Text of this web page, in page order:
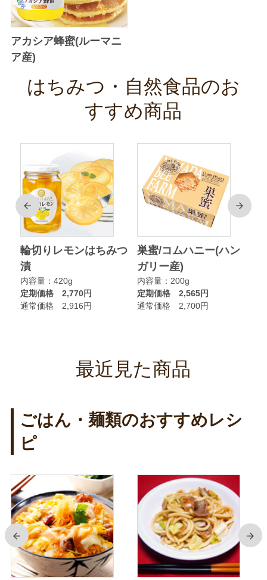
アカシア蜂蜜(ルーマニ
ア産)
はちみつ・自然食品のお
すすめ商品
前
輪切りレモンはちみつ
漬
内容量：420g
定期価格 2,770円
通常価格 2,916円
巣蜜/コムハニー(ハン
ガリー産)
内容量：200g
定期価格 2,565円
通常価格 2,700円
次
最近見た商品
ごはん・麺類のおすすめレシ
ピ
前 次